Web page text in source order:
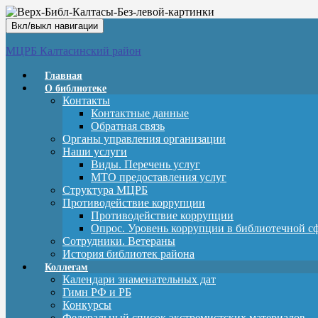
Вкл/выкл навигации
МЦРБ Калтасинский район
Главная
О библиотеке
Контакты
Контактные данные
Обратная связь
Органы управления организации
Наши услуги
Виды. Перечень услуг
МТО предоставления услуг
Структура МЦРБ
Противодействие коррупции
Противодействие коррупции
Опрос. Уровень коррупции в библиотечной
Сотрудники. Ветераны
История библиотек района
Коллегам
Календари знаменательных дат
Гимн РФ и РБ
Конкурсы